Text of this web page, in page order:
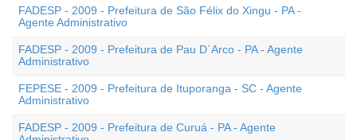
FADESP - 2009 - Prefeitura de São Félix do Xingu - PA -
Agente Administrativo
FADESP - 2009 - Prefeitura de Pau D`Arco - PA - Agente
Administrativo
FEPESE - 2009 - Prefeitura de Ituporanga - SC - Agente
Administrativo
FADESP - 2009 - Prefeitura de Curuá - PA - Agente